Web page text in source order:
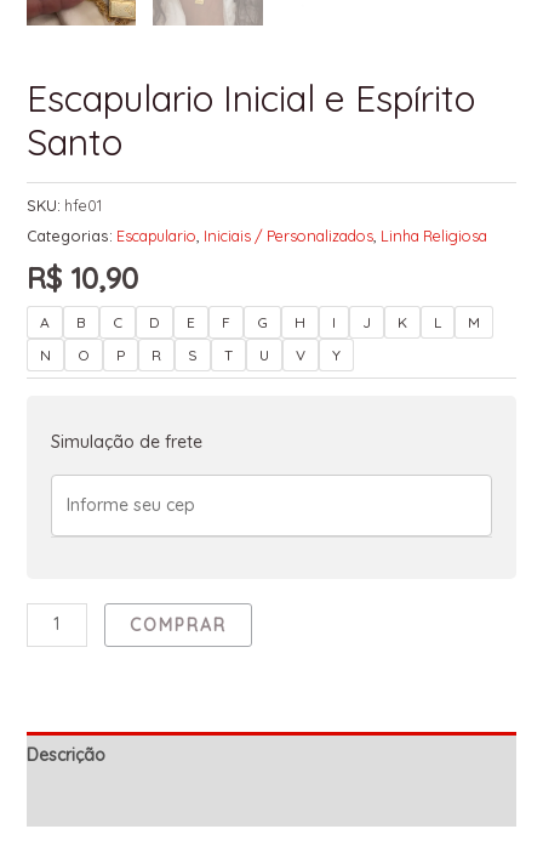
Escapulario Inicial e Espírito
Santo
SKU: hfe01
Categorias: Escapulario, Iniciais / Personalizados, Linha Religiosa
R$10,90
A B C D E F G H I J K L
M
N
O P R S T U V Y
Simulação de frete
COMPRAR
Descrição